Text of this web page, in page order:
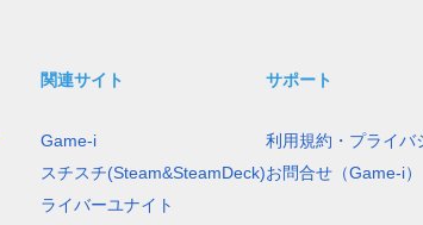
関連サイト
Game-i
スチスチ(Steam&SteamDeck)
ライバーユナイト
サポート
利用規約・プライバ
お問合せ（Game-i）